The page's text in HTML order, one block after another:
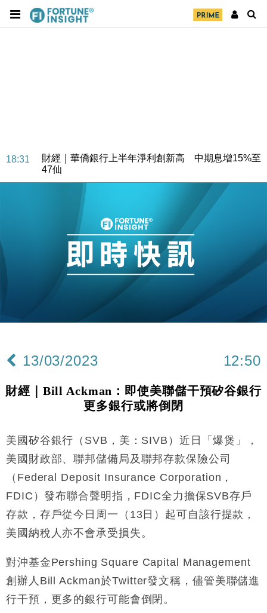
18:31
財經｜華僑銀行上半年淨利創新高 中期息增15%至
47仙
財經｜滙豐上調香港今年GDP預測至4.5% 看好貿易
及消費表現
本地｜假冒內地執法人員要求交「保證金」 43歲女子
損失近6900萬元
財經｜日經失守6.5萬點後回穩 全周仍升近2%
15:47
財經｜恒隆10月換帥 玩具「反」斗城亞洲CEO蔡德
財經｜韓股反覆波動收跌 連挫7周創逾3年最長跌勢
12:44
財經｜日本春季三度入市撐日圓 4月單日斥6.28萬億
11:12
國際｜特朗普料美伊戰事快結束 承認部分彈藥庫存緊
司
18:31
財經｜華僑銀行上半年淨利創新高 中期息增15%至
財經｜滙豐上調香港今年GDP預測至4.5% 看好貿易
及消費表現
16:47
本地｜假冒內地執法人員要求交「保證金」 43歲女子
損失近6900萬元
15:47
財經｜恒隆10月換帥 玩具「反」斗城亞洲CEO蔡德
粦接任
15:11
財經｜韓股反覆波動收跌 連挫7周創逾3年最長跌勢
13/03/2023 12:50
財經｜Bill Ackman：即使美聯儲干預矽谷銀行
更多銀行或將倒閉
美國矽谷銀行（SVB，美：SIVB）近日「爆煲」，
美國財政部、聯邦儲備局及聯邦存款保險公司
（Federal Deposit Insurance Corporation，
FDIC）發布聯合聲明指，FDIC全力擔保SVB存戶
存款，存戶從今日周一（13日）起可自該行提款，
美國納稅人亦不會承受損失。
對沖基金Pershing Square Capital Management
創辦人Bill Ackman於Twitter發文稱，儘管美聯儲進
行干預，更多的銀行可能會倒閉。